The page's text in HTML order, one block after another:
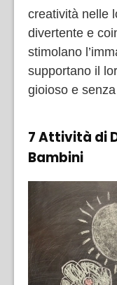
creatività nelle
divertente e
stimolano
supportano il
gioioso e
7 Attività di
Bambini